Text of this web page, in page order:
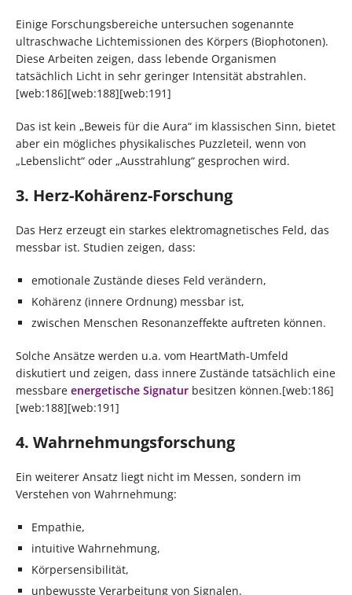
Einige Forschungsbereiche untersuchen sogenannte
ultraschwache Lichtemissionen des Körpers (Biophotonen).
Diese Arbeiten zeigen, dass lebende Organismen
tatsächlich Licht in sehr geringer Intensität abstrahlen.
[web:186][web:188][web:191]
Das ist kein „Beweis für die Aura“ im klassischen Sinn, bietet
aber ein mögliches physikalisches Puzzleteil, wenn von
„Lebenslicht“ oder „Ausstrahlung“ gesprochen wird.
3. Herz-Kohärenz-Forschung
Das Herz erzeugt ein starkes elektromagnetisches Feld, das
messbar ist. Studien zeigen, dass:
emotionale Zustände dieses Feld verändern,
Kohärenz (innere Ordnung) messbar ist,
zwischen Menschen Resonanzeffekte auftreten können.
Solche Ansätze werden u.a. vom HeartMath-Umfeld
diskutiert und zeigen, dass innere Zustände tatsächlich eine
messbare energetische Signatur besitzen können.[web:186]
[web:188][web:191]
4. Wahrnehmungsforschung
Ein weiterer Ansatz liegt nicht im Messen, sondern im
Verstehen von Wahrnehmung:
Empathie,
intuitive Wahrnehmung,
Körpersensibilität,
unbewusste Verarbeitung von Signalen.